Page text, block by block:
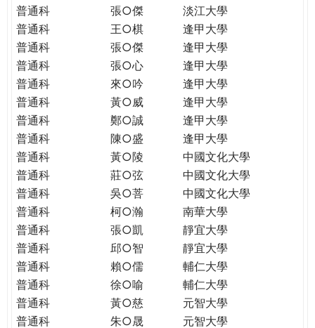
普通科
張○傑
淡江大學
普通科
王○棋
逢甲大學
普通科
張○傑
逢甲大學
普通科
張○心
逢甲大學
普通科
來○吟
逢甲大學
普通科
黃○威
逢甲大學
普通科
鄭○誠
逢甲大學
普通科
陳○盛
逢甲大學
普通科
黃○陵
中國文化大學
普通科
莊○弦
中國文化大學
普通科
吳○菩
中國文化大學
普通科
柯○瀚
南華大學
普通科
張○凱
靜宜大學
普通科
邱○智
靜宜大學
普通科
賴○儒
輔仁大學
普通科
徐○喻
輔仁大學
普通科
黃○慈
元智大學
普通科
朱○晟
元智大學